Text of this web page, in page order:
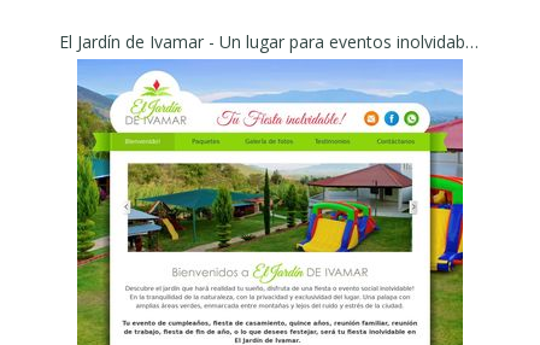
El Jardín de Ivamar - Un lugar para eventos inolvidables!